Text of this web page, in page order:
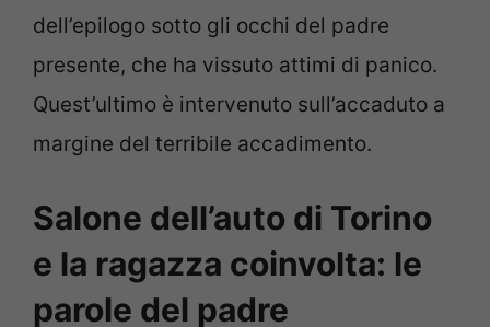
dell’epilogo sotto gli occhi del padre
presente, che ha vissuto attimi di panico.
Quest’ultimo è intervenuto sull’accaduto a
margine del terribile accadimento.
Salone dell’auto di Torino
e la ragazza coinvolta: le
parole del padre